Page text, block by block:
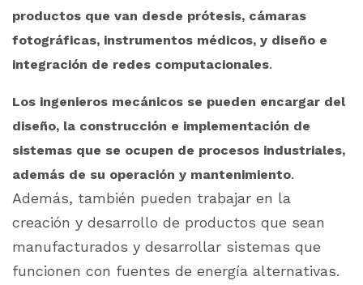
productos que van desde prótesis, cámaras
fotográficas, instrumentos médicos, y diseño e
integración de redes computacionales.
Los ingenieros mecánicos se pueden encargar del
diseño, la construcción e implementación de
sistemas que se ocupen de procesos industriales,
además de su operación y mantenimiento.
Además, también pueden trabajar en la
creación y desarrollo de productos que sean
manufacturados y desarrollar sistemas que
funcionen con fuentes de energía alternativas.